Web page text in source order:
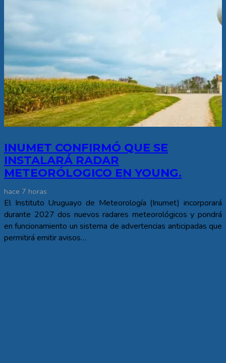
INUMET CONFIRMÓ QUE SE
INSTALARÁ RADAR
METEORÓLOGICO EN YOUNG.
hace 7 horas
El Instituto Uruguayo de Meteorología (Inumet) incorporará
durante 2027 dos nuevos radares meteorológicos y pondrá
en funcionamiento un sistema de advertencias anticipadas que
permitirá emitir avisos…